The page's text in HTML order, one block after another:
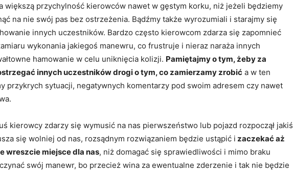
większą przychylność kierowców nawet w gęstym korku, niż jeżeli będziemy
na nie swój pas bez ostrzeżenia. Bądźmy także wyrozumiali i starajmy się
innych uczestników. Bardzo często kierowcom zdarza się zapomnieć
wykonania jakiegoś manewru, co frustruje i nieraz naraża innych
hamowanie w celu uniknięcia kolizji. Pamiętajmy o tym, żeby za
innych uczestników drogi o tym, co zamierzamy zrobić a w ten
przykrych sytuacji, negatywnych komentarzy pod swoim adresem czy nawet
kierowcy zdarzy się wymusić na nas pierwszeństwo lub pojazd rozpoczął jakiś
się wolniej od nas, rozsądnym rozwiązaniem będzie ustąpić i zaczekać aż
wreszcie miejsce dla nas, niż domagać się sprawiedliwości i mimo braku
swój manewr, bo przecież wina za ewentualne zderzenie i tak nie będzie